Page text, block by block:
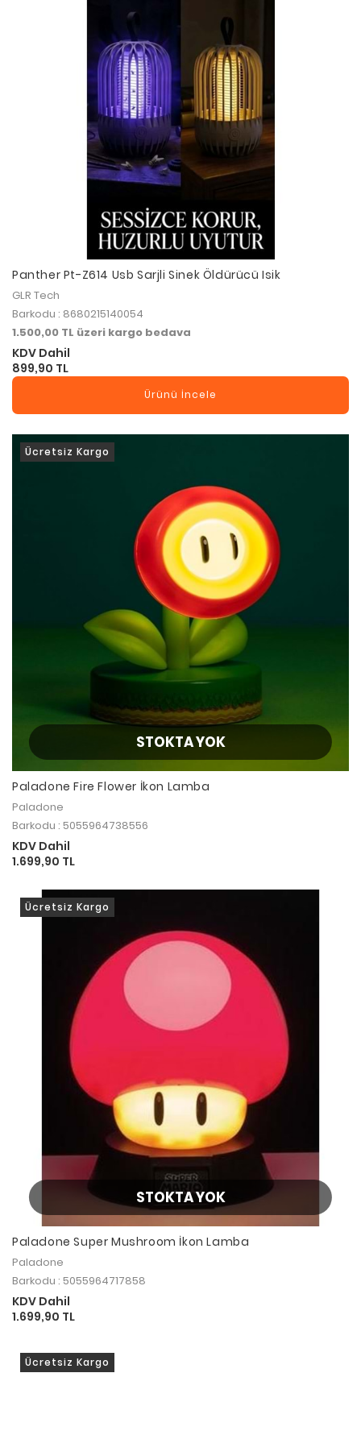
Panther Pt-Z614 Usb Sarjli Sinek Öldürücü Isik
GLR Tech
Barkodu : 8680215140054
1.500,00 TL üzeri kargo bedava
KDV Dahil
899,90 TL
Ürünü İncele
STOKTA YOK
Ücretsiz Kargo
Paladone Fire Flower İkon Lamba
Paladone
Barkodu : 5055964738556
KDV Dahil
1.699,90 TL
STOKTA YOK
Ücretsiz Kargo
Paladone Super Mushroom İkon Lamba
Paladone
Barkodu : 5055964717858
KDV Dahil
1.699,90 TL
Ücretsiz Kargo